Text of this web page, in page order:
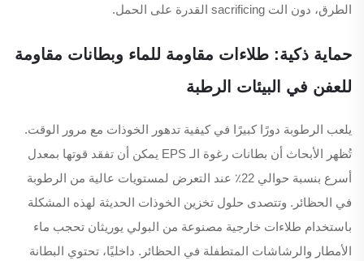
الطرق، دون الت sacrificing القدرة على الحمل.
حماية ذكية: طلاءات مقاومة للماء وبطانات مقاومة
للعفن في البيئات الرطبة
يلعب الرطوبة دورًا كبيرًا في كيفية تدهور الخوذات مع مرور الوقت.
تُظهر الأبحاث أن بطانات رغوة الـ EPS يمكن أن تفقد قوتها بمعدل
أسرع بنسبة حوالي 22٪ عند التعرض لمستويات عالية من الرطوبة
في الحظائر. وتتصدى حلول تخزين الخوذات الحديثة لهذه المشكلة
باستخدام طلاءات خارجية مصنوعة من البولي يوريثان تحجب ماء
الأمطار والرشاشات المتطفلة في الحظائر. داخليًا، تحتوي البطانة